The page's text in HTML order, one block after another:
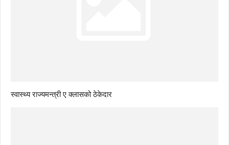
स्वास्थ्य राज्यमन्त्री ए क्लासको ठेकेदार